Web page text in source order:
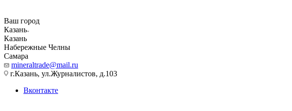
Ваш город
Казань
Казань
Набережные Челны
Самара
mineraltrade@mail.ru
г.Казань, ул.Журналистов, д.103
Вконтакте